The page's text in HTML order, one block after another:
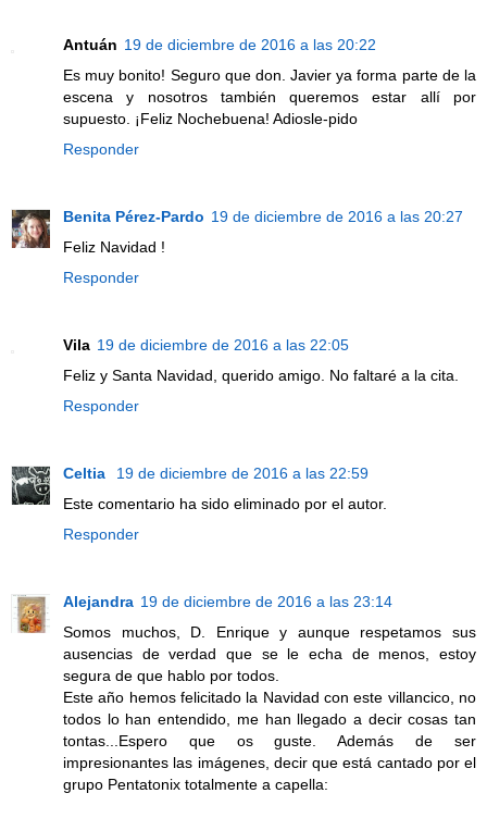
Antuán 19 de diciembre de 2016 a las 20:22
Es muy bonito! Seguro que don. Javier ya forma parte de la
escena y nosotros también queremos estar allí por
supuesto. ¡Feliz Nochebuena! Adiosle-pido
Responder
Benita Pérez-Pardo 19 de diciembre de 2016 a las 20:27
Feliz Navidad !
Responder
Vila 19 de diciembre de 2016 a las 22:05
Feliz y Santa Navidad, querido amigo. No faltaré a la cita.
Responder
Celtia
19 de diciembre de 2016 a las 22:59
Este comentario ha sido eliminado por el autor.
Responder
Alejandra 19 de diciembre de 2016 a las 23:14
Somos muchos, D. Enrique y aunque respetamos sus
ausencias de verdad que se le echa de menos, estoy
segura de que hablo por todos.
Este año hemos felicitado la Navidad con este villancico, no
todos lo han entendido, me han llegado a decir cosas tan
tontas...Espero que os guste. Además de ser
impresionantes las imágenes, decir que está cantado por el
grupo Pentatonix totalmente a capella: